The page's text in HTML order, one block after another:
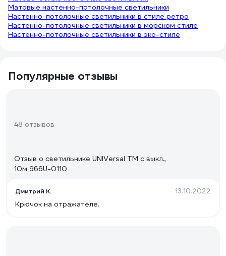
Матовые настенно-потолочные светильники
Настенно-потолочные светильники в стиле ретро
Настенно-потолочные светильники в морском стиле
Настенно-потолочные светильники в эко-стиле
Популярные отзывы
48 отзывов
Отзыв о светильнике UNIVersal ТМ c выкл.,
10м 966U-0110
Дмитрий К. 13.10.2022
Крючок на отражателе.